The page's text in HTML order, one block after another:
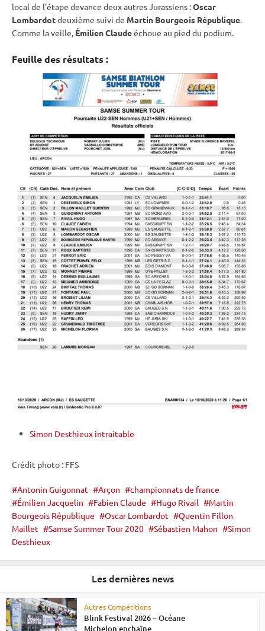
local de l’étape devance deux autres Jurassiens :Oscar
Lombardotdeuxième suivi de Martin Bourgeois République.
Comme la veille, Émilien Claudeéchoue au pied du podium.
Feuille des résultats :
Simon Desthieux intraitable
Crédit photo : FFS
Antonin Guigonnat Arçon
championnats de france
Émilien Jacquelin
Fabien Claude Hugo Rivail
Martin
Bourgeois République
Oscar Lombardot
Quentin Fillon
Maillet
Samse Summer Tour 2020 Sébastien Mahon
Simon
Desthieux
Les dernières news
Autres Compétitions
Blink Festival 2026 – Océane
Michelon enchaîne...